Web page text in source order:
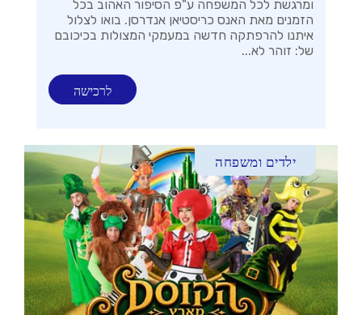
ומרגשת לכל המשפחה ע"פ הסיפור האהוב בכל
הזמנים מאת האנס כריסטיאן אנדרסן. בואו לצלול
איתנו להרפתקה חדשה במעמקי המצולות בכיכובם
של: זוהר לא...
לרכישה
ילדים ומשפחה